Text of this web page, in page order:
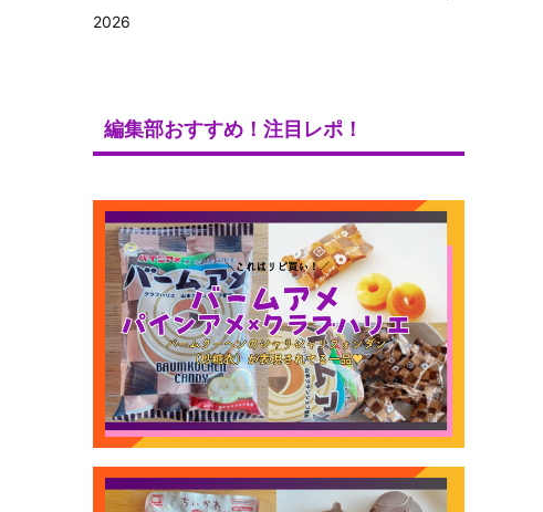
2026
編集部おすすめ！注目レポ！